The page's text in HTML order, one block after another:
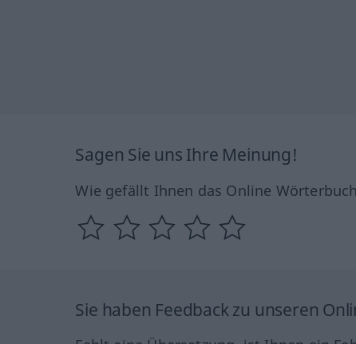
Sagen Sie uns Ihre Meinung!
Wie gefällt Ihnen das Online
Sie haben Feedback zu unseren